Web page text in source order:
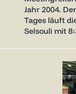
Jahr 2004.
Tages läuft
Selsouli mit